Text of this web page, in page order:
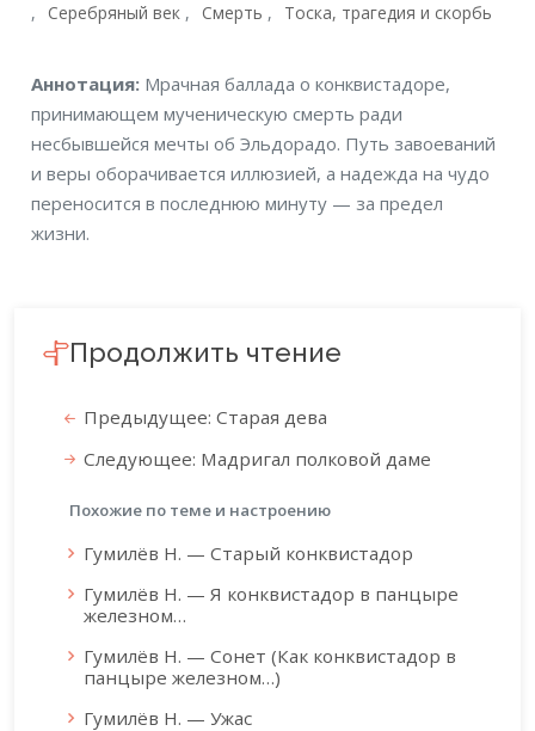
Серебряный век
Смерть Тоска, трагедия и скорбь
Аннотация
Аннотация: Мрачная баллада о конквистадоре,
принимающем мученическую смерть ради
несбывшейся мечты об Эльдорадо. Путь завоеваний
и веры оборачивается иллюзией, а надежда на чудо
переносится в последнюю минуту — за предел
жизни.
Продолжить чтение
Предыдущее: Старая дева
Следующее: Мадригал полковой даме
Похожие по теме и настроению
Гумилёв Н. — Старый конквистадор
Гумилёв Н. — Я конквистадор в панцыре
железном…
Гумилёв Н. — Сонет (Как конквистадор в
панцыре железном…)
Гумилёв Н. — Ужас